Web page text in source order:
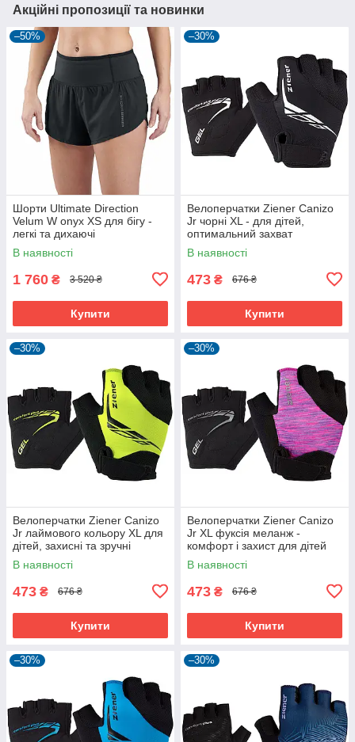
Акційні пропозиції та новинки
–50%
Шорти Ultimate Direction
Velum W onyx XS для бігу -
легкі та дихаючі
В наявності
1 760 ₴ 3 520 ₴
Купити
–30%
Велоперчатки Ziener Canizo
Jr чорні XL - для дітей,
оптимальний захват
В наявності
473 ₴ 676 ₴
Купити
–30%
Велоперчатки Ziener Canizo
Jr лаймового кольору XL для
дітей, захисні та зручні
В наявності
473 ₴ 676 ₴
Купити
–30%
Велоперчатки Ziener Canizo
Jr XL фуксія меланж -
комфорт і захист для дітей
В наявності
473 ₴ 676 ₴
Купити
–30% –30%